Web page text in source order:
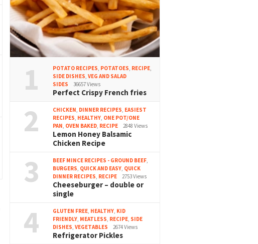
1 POTATO RECIPES, POTATOES, RECIPE,
SIDE DISHES,VEG AND SALAD
SIDES
36657 Views
Perfect Crispy French fries
2 CHICKEN, DINNER RECIPES, EASIEST
RECIPES, HEALTHY, ONE POT/ONE
PAN, OVEN BAKED, RECIPE 2848 Views
Lemon Honey Balsamic
Chicken Recipe
3 BEEF MINCE RECIPES - GROUND BEEF,
BURGERS, QUICK AND EASY, QUICK
DINNER RECIPES, RECIPE 2753 Views
Cheeseburger – double or
single
4 GLUTEN FREE, HEALTHY, KID
FRIENDLY, MEATLESS, RECIPE, SIDE
DISHES,VEGETABLES 2674 Views
Refrigerator Pickles